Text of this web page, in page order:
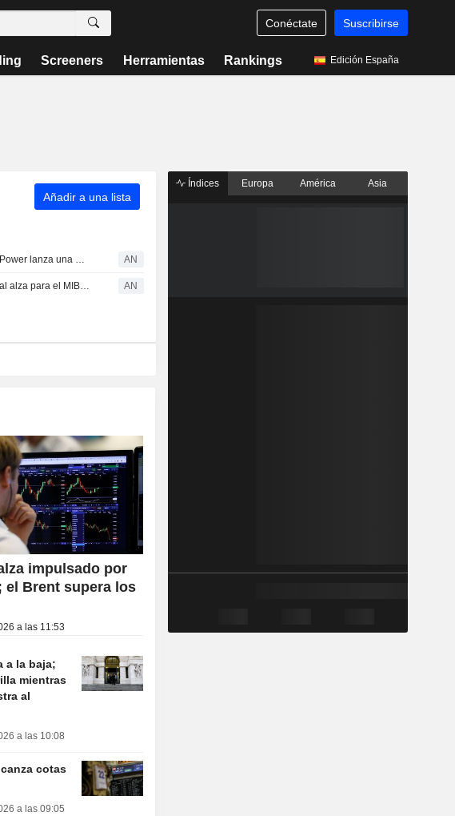
Conéctate Suscribirse
Screeners Herramientas Rankings Edición España
Añadir a una lista
Pendant Power lanza una OPA sobre PLC a 3,08 EUR por acción con el objetivo de excluirla de bolsa AN
Semana al alza para el MIB; Avio lidera las ganancias mientras Stellantis retrocede AN
impulsado por
el Brent supera los
a las 11:53
a la baja;
mientras
al
a las 10:08
cotas
a las 09:05
Índices Europa América Asia